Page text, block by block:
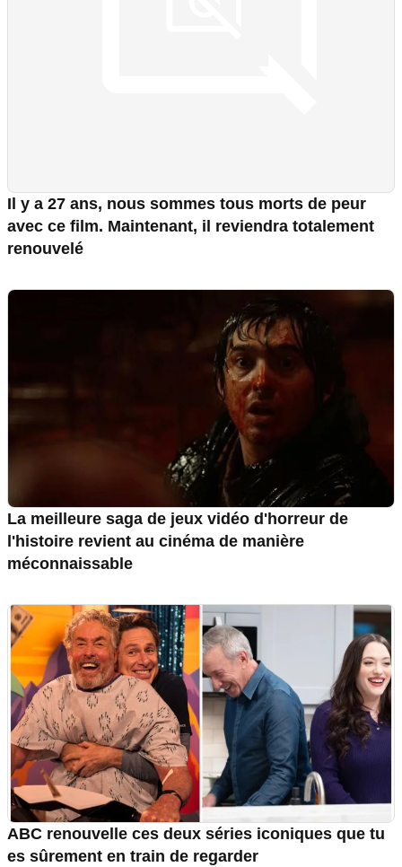
Il y a 27 ans, nous sommes tous morts de peur
avec ce film. Maintenant, il reviendra totalement
renouvelé
La meilleure saga de jeux vidéo d'horreur de
l'histoire revient au cinéma de manière
méconnaissable
ABC renouvelle ces deux séries iconiques que tu
es sûrement en train de regarder